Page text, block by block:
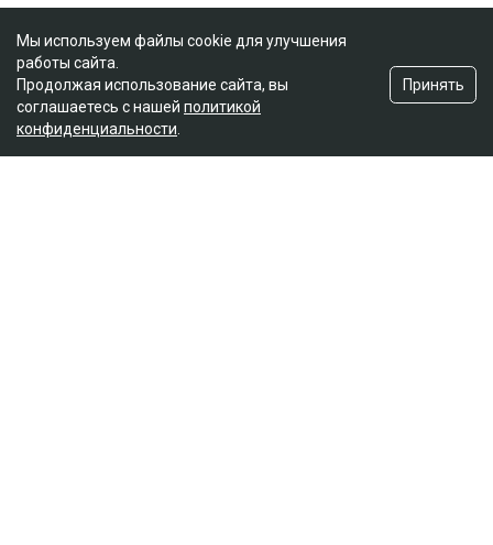
Мы используем файлы cookie для улучшения
работы сайта.
Продолжая использование сайта, вы
соглашаетесь с нашей политикой
конфиденциальности
Принять